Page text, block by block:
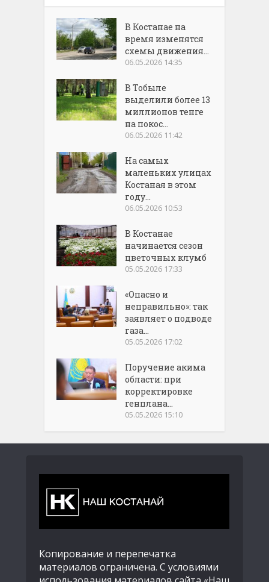
В Костанае на
время изменятся
схемы движения...
06.05.2026 14:35
В Тобыле
выделили более 13
миллионов тенге
на покос...
06.05.2026 11:42
На самых
маленьких улицах
Костаная в этом
году...
06.05.2026 10:53
В Костанае
начинается сезон
цветочных клумб
05.05.2026 17:33
«Опасно и
неправильно»: так
заявляет о подводе
газа...
05.05.2026 17:02
Поручение акима
области: при
корректировке
генплана...
05.05.2026 15:10
Копирование и перепечатка
материалов ограничена. С условиями